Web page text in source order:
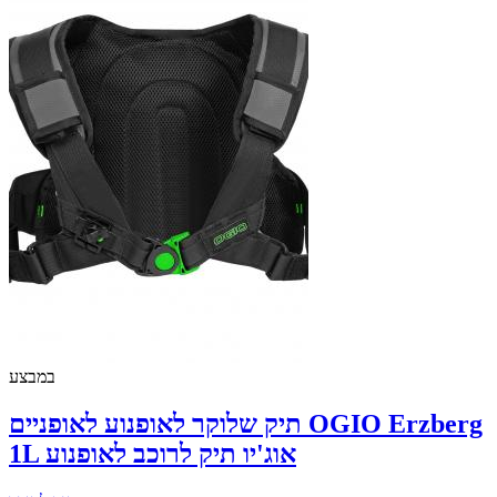
במבצע
תיק שלוקר לאופנוע לאופניים OGIO Erzberg
1L אוג'יו תיק לרוכב לאופנוע